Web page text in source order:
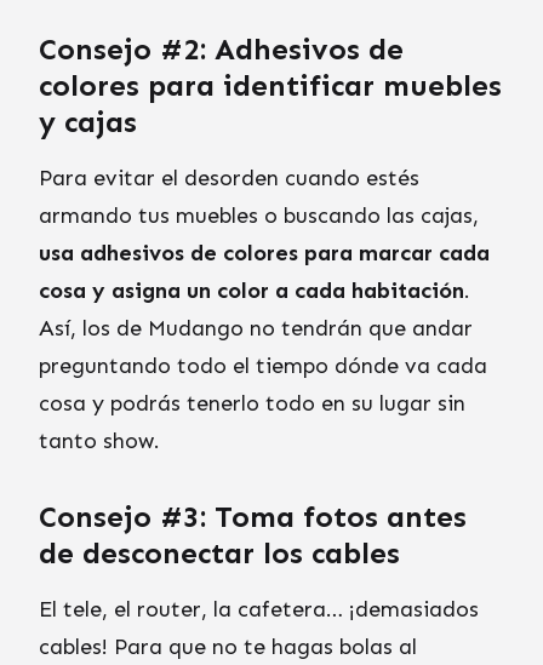
Consejo #2: Adhesivos de
colores para identificar muebles
y cajas
Para evitar el desorden cuando estés
armando tus muebles o buscando las cajas,
usa adhesivos de colores para marcar cada
cosa y asigna un color a cada habitación.
Así, los de Mudango no tendrán que andar
preguntando todo el tiempo dónde va cada
cosa y podrás tenerlo todo en su lugar sin
tanto show.
Consejo #3: Toma fotos antes
de desconectar los cables
El tele, el router, la cafetera… ¡demasiados
cables! Para que no te hagas bolas al